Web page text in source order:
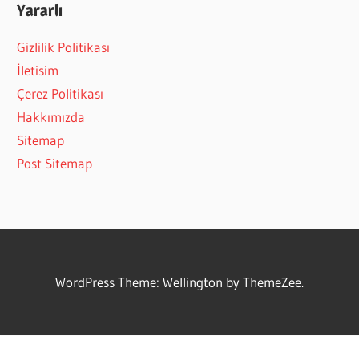
Yararlı
Gizlilik Politikası
İletisim
Çerez Politikası
Hakkımızda
Sitemap
Post Sitemap
WordPress Theme: Wellington by ThemeZee.